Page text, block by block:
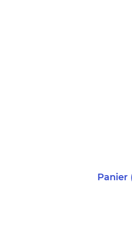
Panier